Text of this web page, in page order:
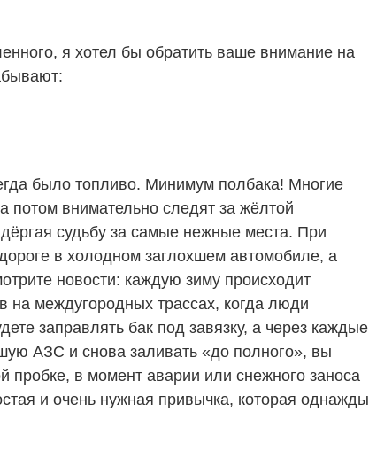
я хотел бы обратить ваше внимание на
было топливо. Минимум полбака! Многие
потом внимательно следят за жёлтой
судьбу за самые нежные места. При
в холодном заглохшем автомобиле, а
новости: каждую зиму происходит
на междугородных трассах, когда люди
заправлять бак под завязку, а через каждые
АЗС и снова заливать «до полного», вы
пробке, в момент аварии или снежного заноса
и очень нужная привычка, которая однажды